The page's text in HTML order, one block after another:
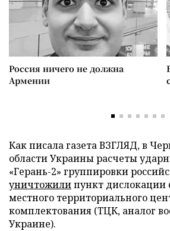
Россия ничего не должна
Армении
Как писала газета ВЗГЛЯД, в
области Украины расчеты
«Герань-2» группировки
уничтожилипункт дислокации
местного территориального
комплектования (ТЦК, аналог
Украине).